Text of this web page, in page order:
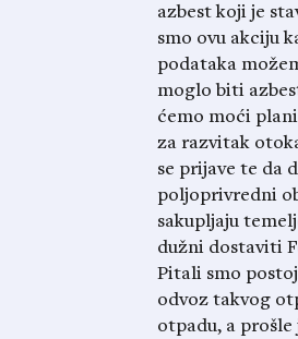
azbest koji je
smo ovu akciju
podataka
moglo biti
ćemo moći
za razvitak
se prijave te da
poljoprivredni
sakupljaju
dužni dostaviti
Pitali smo
odvoz takvog
otpadu, a